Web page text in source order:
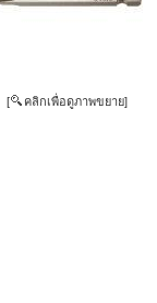
[ คลิกเพื่อดูภาพขยาย]